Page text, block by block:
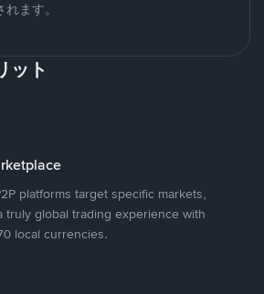
ます。
ット
platforms target specific markets,
truly global trading experience with
local currencies.